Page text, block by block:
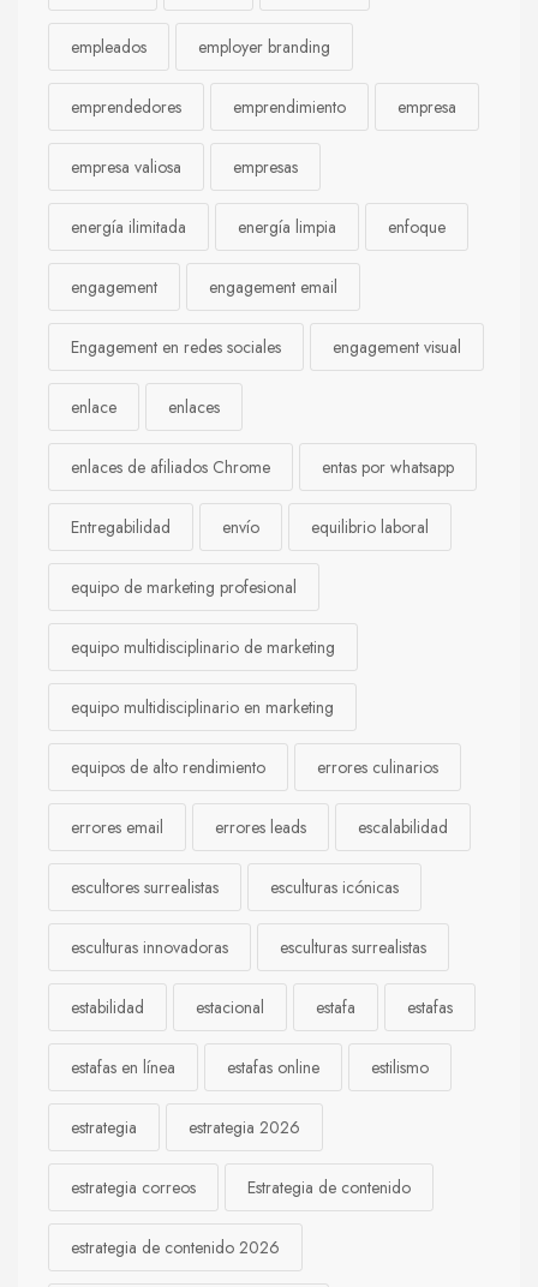
empleados employer branding
emprendedores emprendimiento empresa
empresa valiosa empresas
energía ilimitada energía limpia enfoque
engagement engagement email
Engagement en redes sociales engagement visual
enlace enlaces
enlaces de afiliados Chrome entas por whatsapp
Entregabilidad envío equilibrio laboral
equipo de marketing profesional
equipo multidisciplinario de marketing
equipo multidisciplinario en marketing
equipos de alto rendimiento errores culinarios
errores email errores leads escalabilidad
escultores surrealistas esculturas icónicas
esculturas innovadoras esculturas surrealistas
estabilidad estacional estafa estafas
estafas en línea estafas online estilismo
estrategia estrategia 2026
estrategia correos Estrategia de contenido
estrategia de contenido 2026